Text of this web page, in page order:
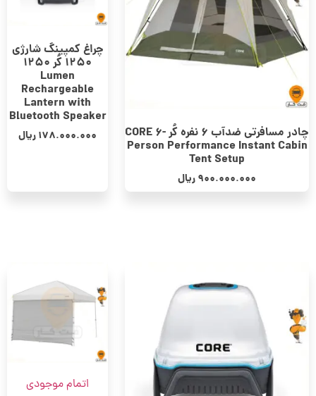
چادر مسافرتی ضدآب 6 نفره کُر CORE 6-
Person Performance Instant Cabin
Tent Setup
900.000.000ریال
چراغ کمپینگ شارژی
1250 کُر 1250
Lumen
Rechargeable
Lantern with
Bluetooth Speaker
178.000.000ریال
اتمام موجودی